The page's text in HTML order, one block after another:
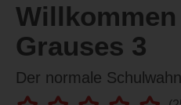
Grauses 3
Der normale